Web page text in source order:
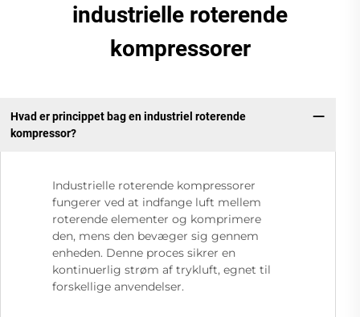
industrielle roterende
kompressorer
Hvad er princippet bag en industriel roterende
kompressor?
Industrielle roterende kompressorer
fungerer ved at indfange luft mellem
roterende elementer og komprimere
den, mens den bevæger sig gennem
enheden. Denne proces sikrer en
kontinuerlig strøm af trykluft, egnet til
forskellige anvendelser.